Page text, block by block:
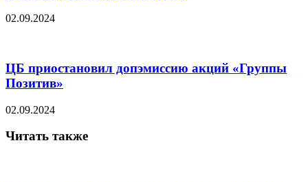
02.09.2024
ЦБ приостановил допэмиссию акций «Группы
Позитив»
02.09.2024
Читать также